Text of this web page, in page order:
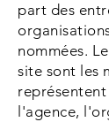
part des
nommées.
site sont les
l'agence,